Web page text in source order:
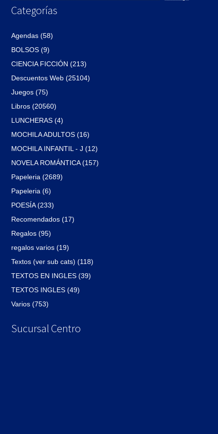
Categorías
Agendas (58)
BOLSOS (9)
CIENCIA FICCIÓN (213)
Descuentos Web (25104)
Juegos (75)
Libros (20560)
LUNCHERAS (4)
MOCHILA ADULTOS (16)
MOCHILA INFANTIL - J (12)
NOVELA ROMÁNTICA (157)
Papeleria (2689)
Papeleria (6)
POESÍA (233)
Recomendados (17)
Regalos (95)
regalos varios (19)
Textos (ver sub cats) (118)
TEXTOS EN INGLES (39)
TEXTOS INGLES (49)
Varios (753)
Sucursal Centro